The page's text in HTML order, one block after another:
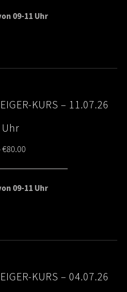
€65.00
09-11 Uhr
KURS – 11.07.26
€80.00
range:
€65.00
09-11 Uhr
KURS – 04.07.26